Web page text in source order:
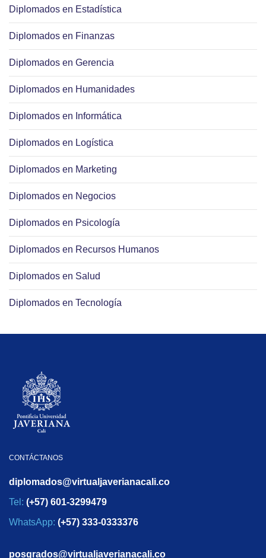
Diplomados en Estadística
Diplomados en Finanzas
Diplomados en Gerencia
Diplomados en Humanidades
Diplomados en Informática
Diplomados en Logística
Diplomados en Marketing
Diplomados en Negocios
Diplomados en Psicología
Diplomados en Recursos Humanos
Diplomados en Salud
Diplomados en Tecnología
CONTÁCTANOS
diplomados@virtualjaverianacali.co
Tel: (+57) 601-3299479
WhatsApp: (+57) 333-0333376
posgrados@virtualjaverianacali.co